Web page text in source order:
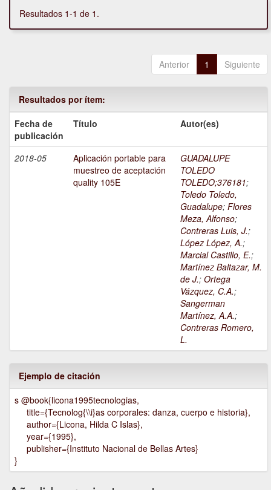
Resultados 1-1 de 1.
Anterior 1 Siguiente
Resultados por ítem:
Fecha de
publicación
Título Autor(es)
2018-05
Aplicación portable para
muestreo de aceptación
quality 105E
GUADALUPE
TOLEDO
TOLEDO;376181;
Toledo Toledo,
Guadalupe; Flores
Meza, Alfonso;
Contreras Luis, J.;
López López, A.;
Marcial Castillo, E.;
Martínez Baltazar, M.
de J.; Ortega
Vázquez, C.A.;
Sangerman
Martínez, A.A.;
Contreras Romero,
L.
Ejemplo de citación
s @book{licona1995tecnologias,
title={Tecnolog{\\i}as corporales: danza, cuerpo e historia},
author={Licona, Hilda C Islas},
year={1995},
publisher={Instituto Nacional de Bellas Artes}
}